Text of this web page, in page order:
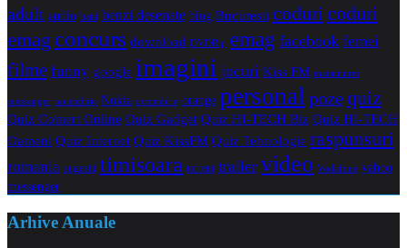
adult audio bani benzi desenate blog Bucuresti coduricoduri
emag concurs download DVDRip emag facebook femei
filme funny google imagini jocuri Kiss FM maramures
messenger noiembrie Nokia octombrie orange personal pozequiz
Quiz Comert Online Quiz Gadget Quiz HI-TECH Biz Quiz HI-TECH
Oameni Quiz Internet Quiz KissFM Quiz Tehnologie raspunsuri
romania sugestii timisoara torrent trailer video Vodafone yahoo
messenger
Arhive Anuale